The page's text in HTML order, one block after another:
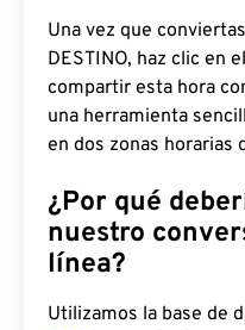
Una vez que
DESTINO, haz clic en
compartir esta hora
una herramienta
en dos zonas horarias
¿Por qué
nuestro
línea?
Utilizamos la base de